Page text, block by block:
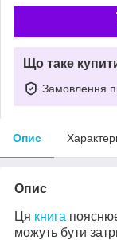
Що таке
Замовлення
Опис
Опис
Ця книга
можуть бути